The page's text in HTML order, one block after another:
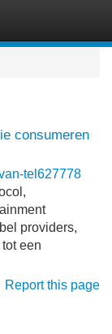
consumeren
tel627778
providers,
een
Report this page